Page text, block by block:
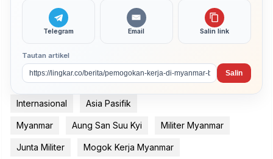
Telegram Email Salin link
Tautan artikel
Salin
Internasional Asia Pasifik
Myanmar Aung San Suu Kyi Militer Myanmar
Junta Militer Mogok Kerja Myanmar